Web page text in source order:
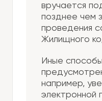
вручается
позднее чем
проведения
Жилищного
Иные
например,
электронной